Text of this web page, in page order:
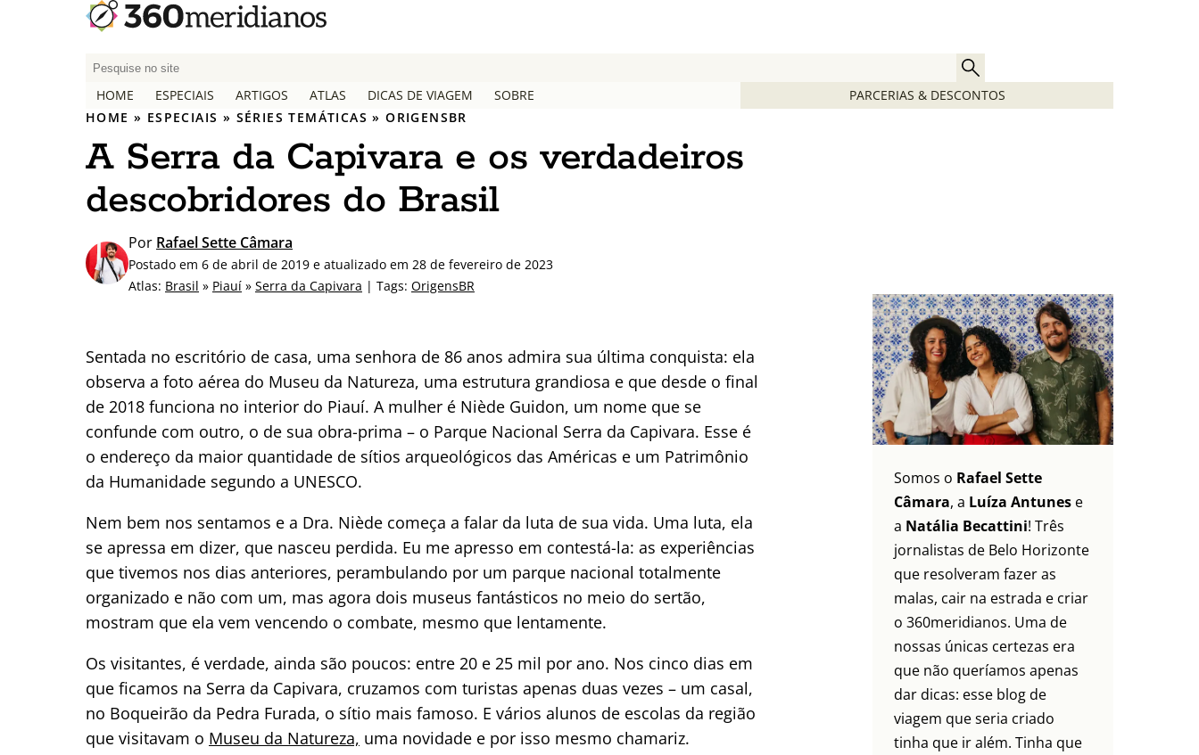
P
q
u
i
s
a
p
o
HOME ESPECIAIS ARTIGOS ATLAS DICAS DE VIAGEM SOBRE
PARCERIAS & DESCONTOS
HOME » ESPECIAIS » SÉRIES TEMÁTICAS »ORIGENSBR
A Serra da Capivara e os verdadeiros
descobridores do Brasil
Por Rafael Sette Câmara
Postado em 6 de abril de 2019 e atualizado em 28 de fevereiro de 2023
Atlas: Brasil » Piauí » Serra da Capivara | Tags: OrigensBR
Sentada no escritório de casa, uma senhora de 86 anos admira sua última conquista: ela
observa a foto aérea do Museu da Natureza, uma estrutura grandiosa e que desde o final
de 2018 funciona no interior do Piauí. A mulher é Niède Guidon, um nome que se
confunde com outro, o de sua obra-prima – o Parque Nacional Serra da Capivara. Esse é
o endereço da maior quantidade de sítios arqueológicos das Américas e um Patrimônio
da Humanidade segundo a UNESCO.
Nem bem nos sentamos e a Dra. Niède começa a falar da luta de sua vida. Uma luta, ela
se apressa em dizer, que nasceu perdida. Eu me apresso em contestá-la: as experiências
que tivemos nos dias anteriores, perambulando por um parque nacional totalmente
organizado e não com um, mas agora dois museus fantásticos no meio do sertão,
mostram que ela vem vencendo o combate, mesmo que lentamente.
Os visitantes, é verdade, ainda são poucos: entre 20 e 25 mil por ano. Nos cinco dias em
que ficamos na Serra da Capivara, cruzamos com turistas apenas duas vezes – um casal,
no Boqueirão da Pedra Furada, o sítio mais famoso. E vários alunos de escolas da região
que visitavam o Museu da Natureza, uma novidade e por isso mesmo chamariz.
Somos o Rafael Sette
Câmara, a Luíza Antunes e
a Natália Becattini! Três
jornalistas de Belo Horizonte
que resolveram fazer as
malas, cair na estrada e criar
o 360meridianos. Uma de
nossas únicas certezas era
que não queríamos apenas
dar dicas: esse blog de
viagem que seria criado
tinha que ir além. Tinha que